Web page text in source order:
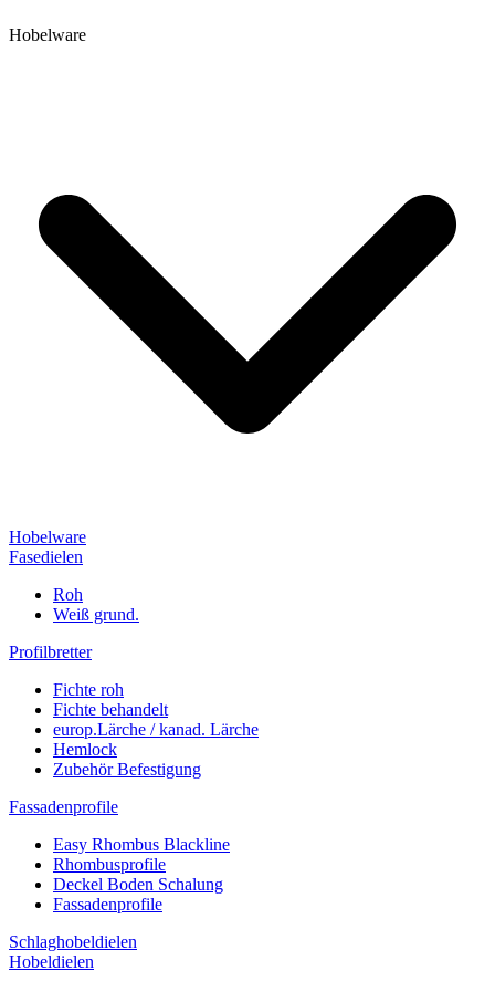
Hobelware
Hobelware
Fasedielen
Roh
Weiß grund.
Profilbretter
Fichte roh
Fichte behandelt
europ.Lärche / kanad. Lärche
Hemlock
Zubehör Befestigung
Fassadenprofile
Easy Rhombus Blackline
Rhombusprofile
Deckel Boden Schalung
Fassadenprofile
Schlaghobeldielen
Hobeldielen